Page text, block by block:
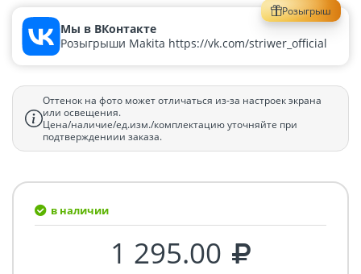
Розыгрыш
Мы в ВКонтакте
Розыгрыши Makita https://vk.com/striwer_official
Оттенок на фото может отличаться из-за настроек экрана
или освещения.
Цена/наличие/ед.изм./комплектацию уточняйте при
подтверждениии заказа.
в наличии
1 295.00